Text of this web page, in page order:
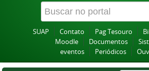
SUAP Contato Pag Tesouro
Moodle
Documentos
eventos
Periódicos